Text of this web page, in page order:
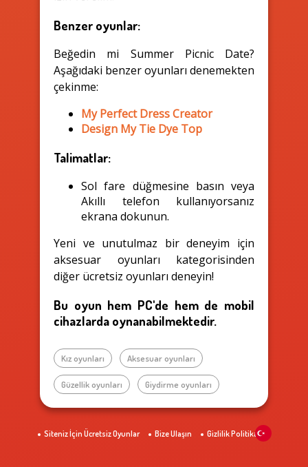
Benzer oyunlar:
Beğedin mi Summer Picnic Date?
Aşağıdaki benzer oyunları denemekten
çekinme:
My Perfect Dress Creator
Design My Tie Dye Top
Talimatlar:
Sol fare düğmesine basın veya
Akıllı telefon kullanıyorsanız
ekrana dokunun.
Yeni ve unutulmaz bir deneyim için
aksesuar oyunları kategorisinden
diğer ücretsiz oyunları deneyin!
Bu oyun hem PC'de hem de mobil
cihazlarda oynanabilmektedir.
Kız oyunları Aksesuar oyunları
Güzellik oyunları Giydirme oyunları
Siteniz İçin Ücretsiz Oyunlar Bize Ulaşın Gizlilik Politikası